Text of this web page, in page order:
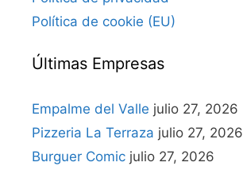
Política de cookie (EU)
Últimas Empresas
Empalme del Valle julio 27, 2026
Pizzeria La Terraza julio 27, 2026
Burguer Comic julio 27, 2026